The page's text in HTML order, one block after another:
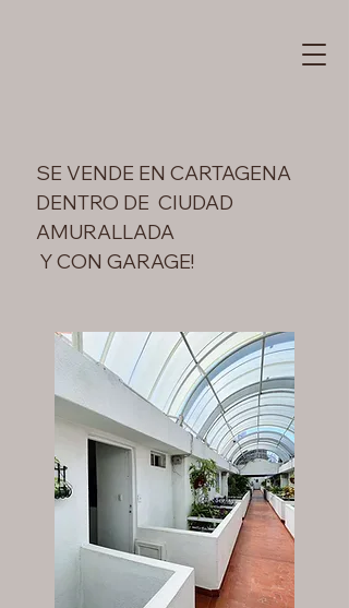
SE VENDE EN CARTAGENA
DENTRO DE CIUDAD
AMURALLADA
Y CON GARAGE!